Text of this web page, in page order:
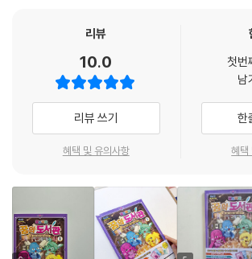
“오디세우스! 그대가 이 전쟁에 대해 할 말이 있다고
실패할 뻔한 트로이의 전쟁과 엉망이 되고 있는『오디
해 다시 들어간 책 속에서 꿈의 악마들은 외눈박이
우스를 발견해요.
과연 오디세우스는 무사히 집으로 돌아갈 수 있을까
그리고 꿈의 악마들은 뒤엉킨 신화를 다시 원래대로
책 속에서 직접 확인해 보세요!
이번 〈꿈의 도서관〉만의 특별한 포인트 세 가지!
POINT 1!
리뷰
10.0
리뷰 쓰기
혜택 및 유의사항
첫번
남
한
혜택